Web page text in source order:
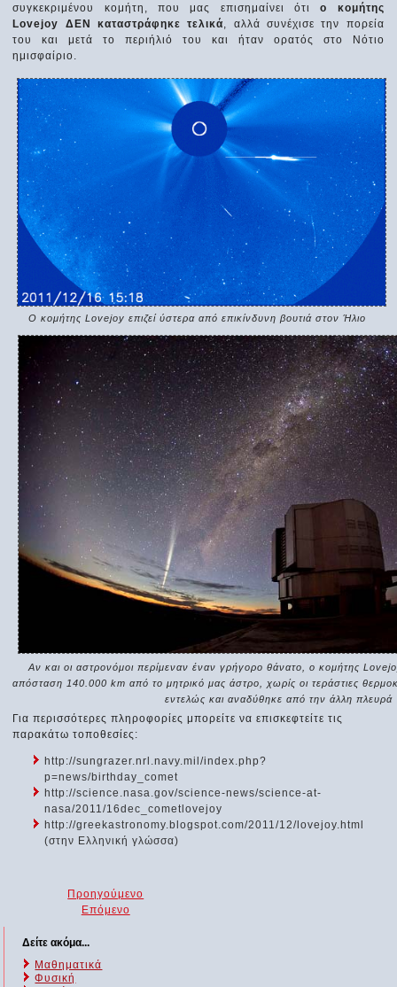
συγκεκριμένου κομήτη, που μας επισημαίνει ότιο κομήτης
Lovejoy ΔΕΝ καταστράφηκε τελικά, αλλά συνέχισε την πορεία
του και μετά το περιήλιό του και ήταν ορατός στο Νότιο
ημισφαίριο.
Ο κομήτης Lovejoy επιζεί ύστερα από επικίνδυνη βουτιά στον Ήλιο
Αν και οι αστρονόμοι περίμεναν έναν γρήγορο θάνατο, ο κομήτης
απόσταση 140.000 km από το μητρικό μας άστρο, χωρίς οι τεράστιες
εντελώς και αναδύθηκε από την άλλη πλευρά
Για περισσότερες πληροφορίες μπορείτε να επισκεφτείτε τις
παρακάτω τοποθεσίες:
http://sungrazer.nrl.navy.mil/index.php?
p=news/birthday_comet
http://science.nasa.gov/science-news/science-at-
nasa/2011/16dec_cometlovejoy
http://greekastronomy.blogspot.com/2011/12/lovejoy.html
(στην Ελληνική γλώσσα)
Προηγούμενο
Επόμενο
Δείτε ακόμα...
Μαθηματικά
Φυσική